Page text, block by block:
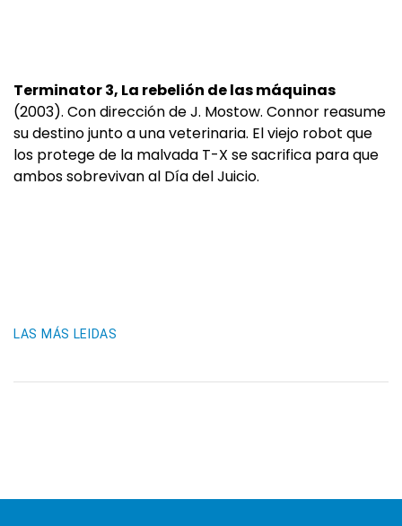
Terminator 3, La rebelión de las máquinas
(2003). Con dirección de J. Mostow. Connor reasume
su destino junto a una veterinaria. El viejo robot que
los protege de la malvada T-X se sacrifica para que
ambos sobrevivan al Día del Juicio.
LAS MÁS LEIDAS